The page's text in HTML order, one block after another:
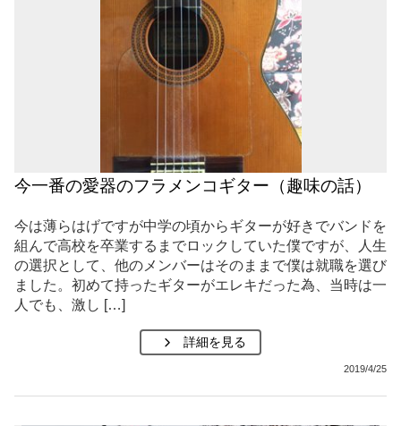
今一番の愛器のフラメンコギター（趣味の話）
今は薄らはげですが中学の頃からギターが好きでバンドを
組んで高校を卒業するまでロックしていた僕ですが、人生
の選択として、他のメンバーはそのままで僕は就職を選び
ました。初めて持ったギターがエレキだった為、当時は一
人でも、激し […]
詳細を見る
2019/4/25